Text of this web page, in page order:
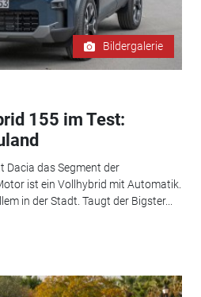
Bildergalerie
155 im Test:
Dacia das Segment der
ist ein Vollhybrid mit Automatik.
in der Stadt. Taugt der Bigster...